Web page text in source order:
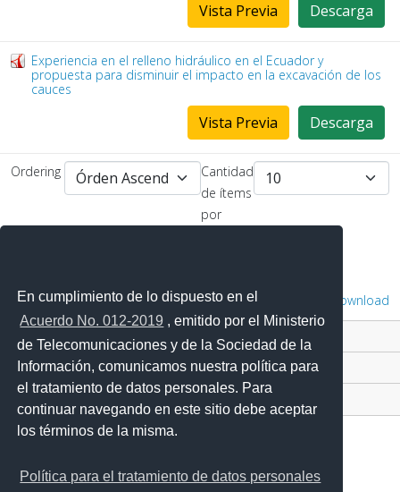
En cumplimiento de lo dispuesto en el
Acuerdo No. 012-2019 , emitido por el Ministerio
de Telecomunicaciones y de la Sociedad de la
Información, comunicamos nuestra política para
el tratamiento de datos personales. Para
continuar navegando en este sitio debe aceptar
los términos de la misma.
Política para el tratamiento de datos personales
Descarga
Vista Previa
Experiencia en el relleno hidráulico en el Ecuador y
propuesta para disminuir el impacto en la excavación de los
cauces
Descarga
Vista Previa
Ordering
Cantidad
de ítems
por
Powered by Phoca Download
Contacto Ciudadano Digital
Portal Trámites Ciudadanos
Sistema Nacional de Información (SNI)